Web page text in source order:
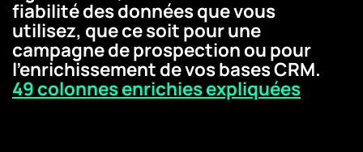
fiabilité des données que vous
utilisez, que ce soit pour une
campagne de prospection ou pour
l'enrichissement de vos bases CRM.
49 colonnes enrichies expliquées